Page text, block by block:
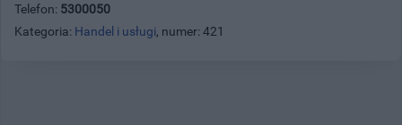
Telefon: 5300050
Kategoria: Handel i usługi, numer: 421